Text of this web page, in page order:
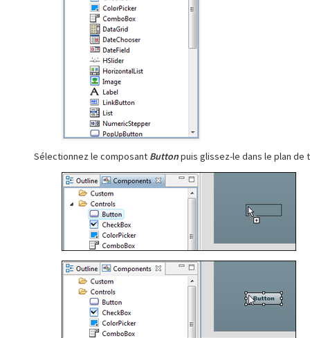
Sélectionnez le composant Buttonpuis glissez-le dans le plan de